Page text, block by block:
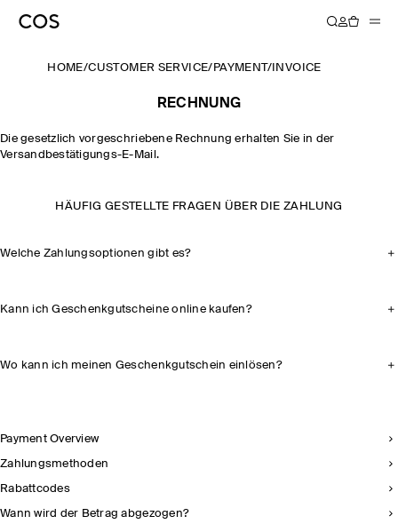
HOME/CUSTOMER SERVICE/ PAYMENT/INVOICE
RECHNUNG
Die gesetzlich vorgeschriebene Rechnung erhalten Sie in der
Versandbestätigungs-E-Mail.
HÄUFIG GESTELLTE FRAGEN ÜBER DIE ZAHLUNG
Welche Zahlungsoptionen gibt es?
Kann ich Geschenkgutscheine online kaufen?
Wo kann ich meinen Geschenkgutschein einlösen?
Payment Overview
Zahlungsmethoden
Rabattcodes
Wann wird der Betrag abgezogen?